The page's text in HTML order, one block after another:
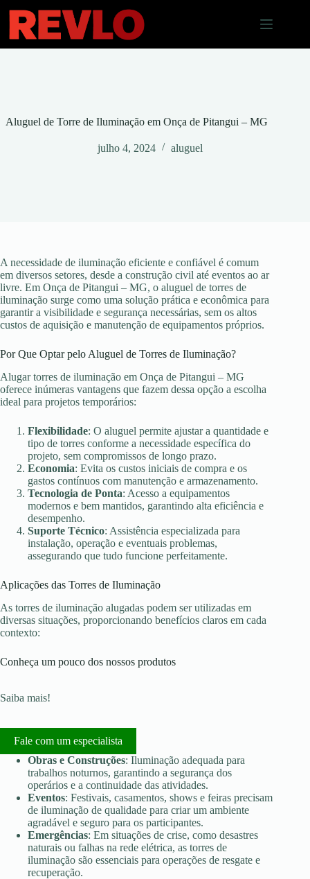
para
conteúdo
Aluguel de Torre de Iluminação em Onça de Pitangui – MG
julho 4, 2024 aluguel
A necessidade de iluminação eficiente e confiável é comum
em diversos setores, desde a construção civil até eventos ao ar
livre. Em Onça de Pitangui – MG, o aluguel de torres de
iluminação surge como uma solução prática e econômica para
garantir a visibilidade e segurança necessárias, sem os altos
custos de aquisição e manutenção de equipamentos próprios.
Por Que Optar pelo Aluguel de Torres de Iluminação?
Alugar torres de iluminação em Onça de Pitangui – MG
oferece inúmeras vantagens que fazem dessa opção a escolha
ideal para projetos temporários:
Flexibilidade: O aluguel permite ajustar a quantidade e
tipo de torres conforme a necessidade específica do
projeto, sem compromissos de longo prazo.
Economia: Evita os custos iniciais de compra e os
gastos contínuos com manutenção e armazenamento.
Tecnologia de Ponta: Acesso a equipamentos
modernos e bem mantidos, garantindo alta eficiência e
desempenho.
Suporte Técnico: Assistência especializada para
instalação, operação e eventuais problemas,
assegurando que tudo funcione perfeitamente.
Aplicações das Torres de Iluminação
As torres de iluminação alugadas podem ser utilizadas em
diversas situações, proporcionando benefícios claros em cada
contexto:
Conheça um pouco dos nossos produtos
Saiba mais!
Fale com um especialista
Obras e Construções: Iluminação adequada para
trabalhos noturnos, garantindo a segurança dos
operários e a continuidade das atividades.
Eventos: Festivais, casamentos, shows e feiras precisam
de iluminação de qualidade para criar um ambiente
agradável e seguro para os participantes.
Emergências: Em situações de crise, como desastres
naturais ou falhas na rede elétrica, as torres de
iluminação são essenciais para operações de resgate e
recuperação.